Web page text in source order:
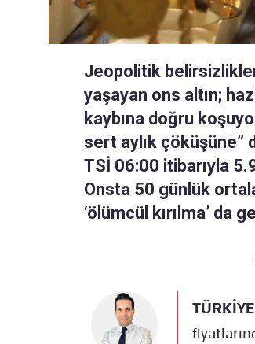
Jeopolitik
yaşayan ons altın;
kaybına doğru
sert aylık çöküşüne”
TSİ 06:00 itibarıyla
Onsta 50 günlük
‘ölümcül kırılma’ da